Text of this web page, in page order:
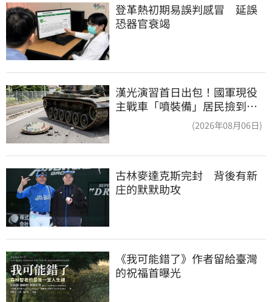
登革熱初期易誤判感冒　延誤
恐器官衰竭
漢光演習首日出包！國軍現役
主戰車「噴裝備」居民撿到零
(2026年08月06日)
古林麥達克斯完封　背後有新
庄的默默助攻
《我可能錯了》作者留給臺灣
的祝福首曝光